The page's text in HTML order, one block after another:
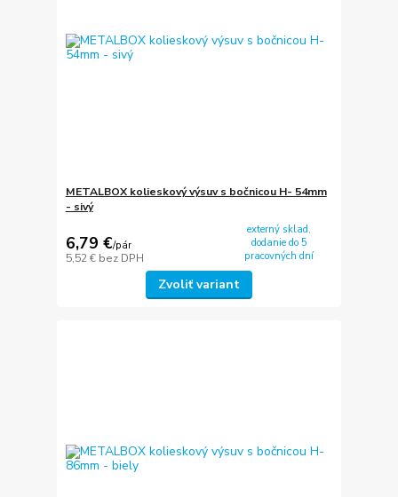
METALBOX kolieskový výsuv s bočnicou H- 54mm
- sivý
6,79 €/pár
5,52 € bez DPH
externý sklad,
dodanie do 5
pracovných dní
Zvoliť variant